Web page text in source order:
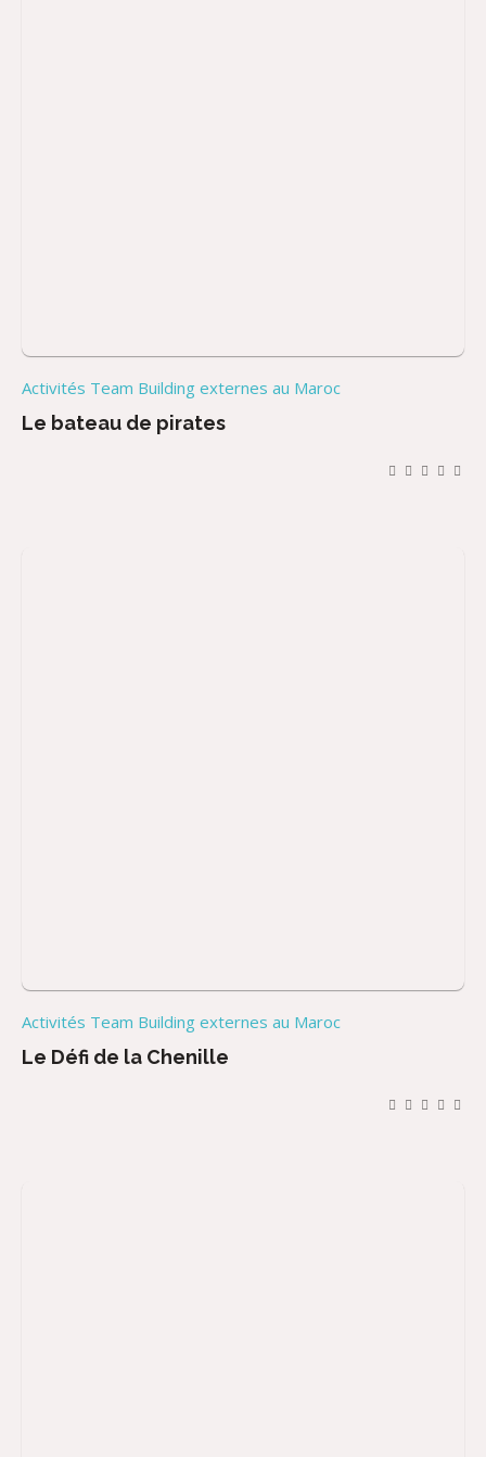
Activités Team Building externes au Maroc
Le bateau de pirates
Activités Team Building externes au Maroc
Le Défi de la Chenille